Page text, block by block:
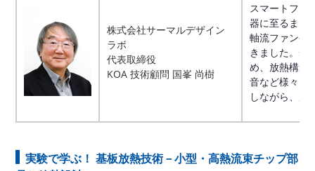
株式会社サーマルデザイン
ラボ
代表取締役
KOA 技術顧問 国峯 尚樹
スマートフォ
器に至るまで
軸流ファンや
きました。一
め、放熱構造
音など様々な
しながら、放
実験で学ぶ！ 基板放熱技術－小型・高熱流束チップ部